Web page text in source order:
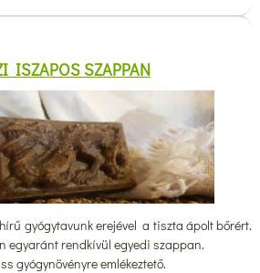
ISZAPOS SZAPPAN
gyógytavunk erejével a tiszta ápolt bőrért.
egyaránt rendkívül egyedi szappan.
gyógynövényre emlékeztető.